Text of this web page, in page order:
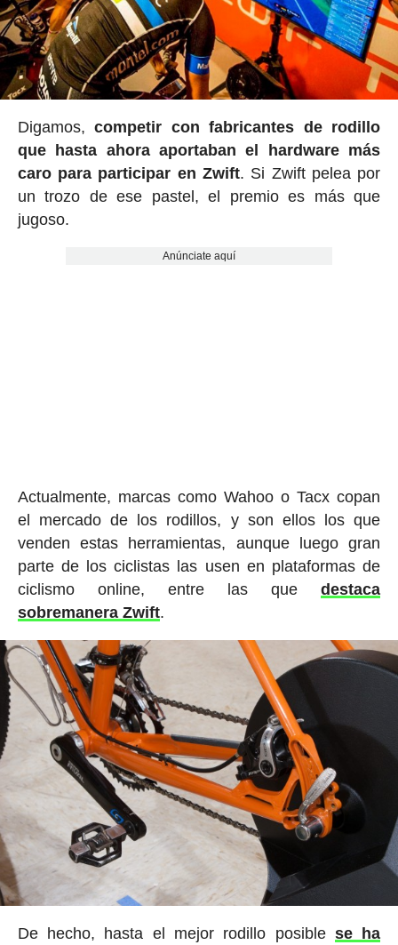
Digamos, competir con fabricantes de rodillo
que hasta ahora aportaban el hardware más
caro para participar en Zwift. Si Zwift pelea por
un trozo de ese pastel, el premio es más que
jugoso.
Anúnciate aquí
Actualmente, marcas como Wahoo o Tacx copan
el mercado de los rodillos, y son ellos los que
venden estas herramientas, aunque luego gran
parte de los ciclistas las usen en plataformas de
ciclismo online, entre las quedestaca
sobremanera Zwift.
De hecho, hasta el mejor rodillo posible se ha